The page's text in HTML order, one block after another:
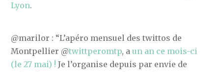
Lyon.
@marilor : “L’apéro mensuel des twittos de
Montpellier @twittperomtp, aun an ce mois-ci
(le 27 mai) ! Je l’organise depuis par envie de